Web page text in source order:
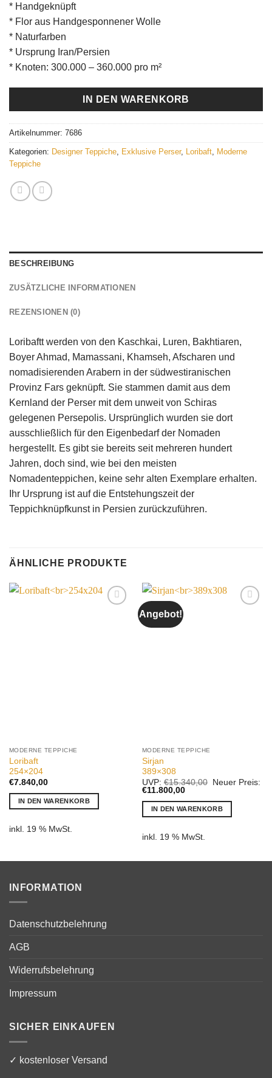
* Handgeknüpft
* Flor aus Handgesponnener Wolle
* Naturfarben
* Ursprung Iran/Persien
* Knoten: 300.000 – 360.000 pro m²
IN DEN WARENKORB
Artikelnummer: 7686
Kategorien: Designer Teppiche, Exklusive Perser, Loribaft, Moderne
Teppiche
BESCHREIBUNG
ZUSÄTZLICHE INFORMATIONEN
REZENSIONEN (0)
Loribaftt werden von den Kaschkai, Luren, Bakhtiaren,
Boyer Ahmad, Mamassani, Khamseh, Afscharen und
nomadisierenden Arabern in der südwestiranischen
Provinz Fars geknüpft. Sie stammen damit aus dem
Kernland der Perser mit dem unweit von Schiras
gelegenen Persepolis. Ursprünglich wurden sie dort
ausschließlich für den Eigenbedarf der Nomaden
hergestellt. Es gibt sie bereits seit mehreren hundert
Jahren, doch sind, wie bei den meisten
Nomadenteppichen, keine sehr alten Exemplare erhalten.
Ihr Ursprung ist auf die Entstehungszeit der
Teppichknüpfkunst in Persien zurückzuführen.
ÄHNLICHE PRODUKTE
MODERNE TEPPICHE
Loribaft
254×204
€7.840,00
IN DEN WARENKORB
inkl. 19 % MwSt.
Angebot!
MODERNE TEPPICHE
Sirjan
389×308
UVP: €15.340,00
Ursprünglicher
€15.340,00
Neuer Preis:
€11.800,00Aktueller
ist:
€11.800,00.
IN DEN WARENKORB
inkl. 19 % MwSt.
INFORMATION
Datenschutzbelehrung
AGB
Widerrufsbelehrung
Impressum
SICHER EINKAUFEN
✓ kostenloser Versand